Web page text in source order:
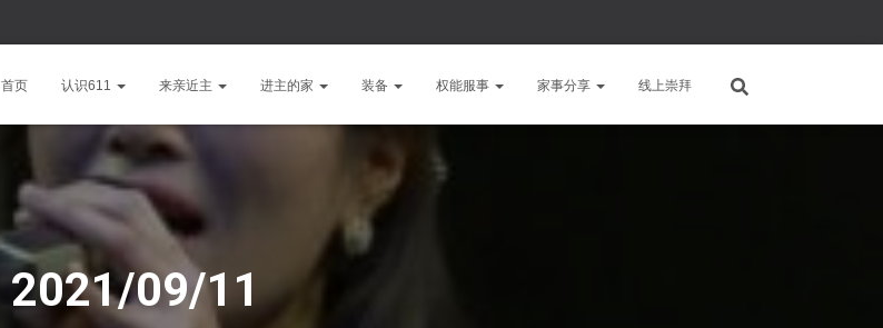
首页 认识611 来亲近主 进主的家 装备 权能服事 家事分享 线上崇拜
2021/09/11